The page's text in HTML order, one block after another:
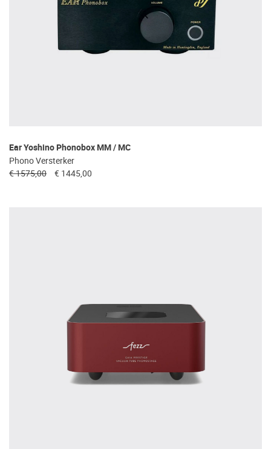
Ear Yoshino Phonobox MM / MC
Phono Versterker
€ 1575,00
€ 1445,00